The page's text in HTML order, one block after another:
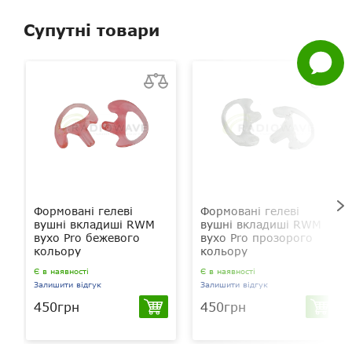
Задати
питання
Супутні товари
Формовані гелеві
вушні вкладиші RWM
вухо Pro бежевого
кольору
Є в наявності
Залишити відгук
450грн
Формовані гелеві
вушні вкладиші RWM
вухо Pro прозорого
кольору
Є в наявності
Залишити відгук
450грн